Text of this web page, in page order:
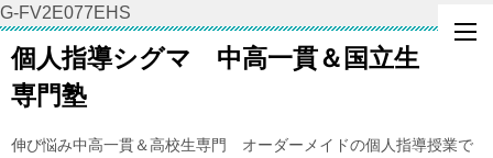
G-FV2E077EHS
個人指導シグマ 中高一貫＆国立生
専門塾
伸び悩み中高一貫＆高校生専門 オーダーメイドの個人指導授業で